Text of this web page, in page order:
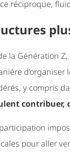
réciproque,
la Génération
y compris
contribuer,
pour aller